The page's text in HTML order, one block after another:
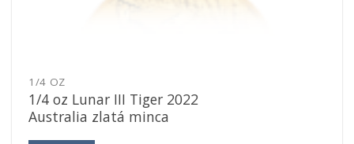
1/4 OZ
1/4 oz Lunar III Tiger 2022
Australia zlatá minca